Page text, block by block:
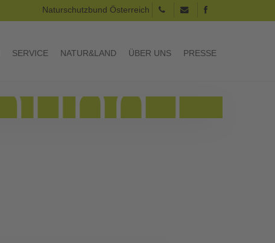
Naturschutzbund Österreich
SERVICE NATUR&LAND ÜBER UNS PRESSE